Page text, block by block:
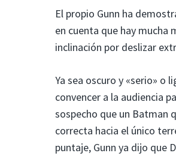
El propio Gunn ha
en cuenta que hay mucha
inclinación por deslizar
Ya sea oscuro y «serio» o
convencer a la audiencia
sospecho que un Batman
correcta hacia el único
puntaje, Gunn ya dijo que